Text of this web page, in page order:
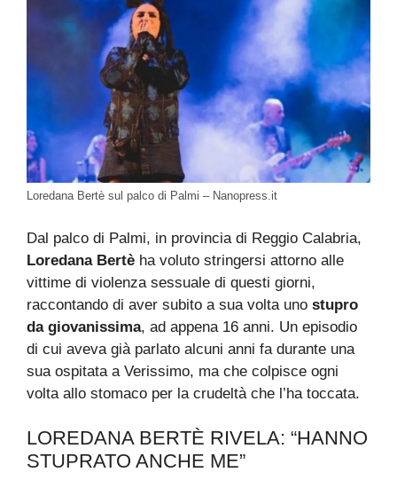
Loredana Bertè sul palco di Palmi – Nanopress.it
Dal palco di Palmi, in provincia di Reggio Calabria,
Loredana Bertè ha voluto stringersi attorno alle
vittime di violenza sessuale di questi giorni,
raccontando di aver subito a sua volta uno stupro
da giovanissima, ad appena 16 anni. Un episodio
di cui aveva già parlato alcuni anni fa durante una
sua ospitata a Verissimo, ma che colpisce ogni
volta allo stomaco per la crudeltà che l’ha toccata.
LOREDANA BERTÈ RIVELA: “HANNO
STUPRATO ANCHE ME”